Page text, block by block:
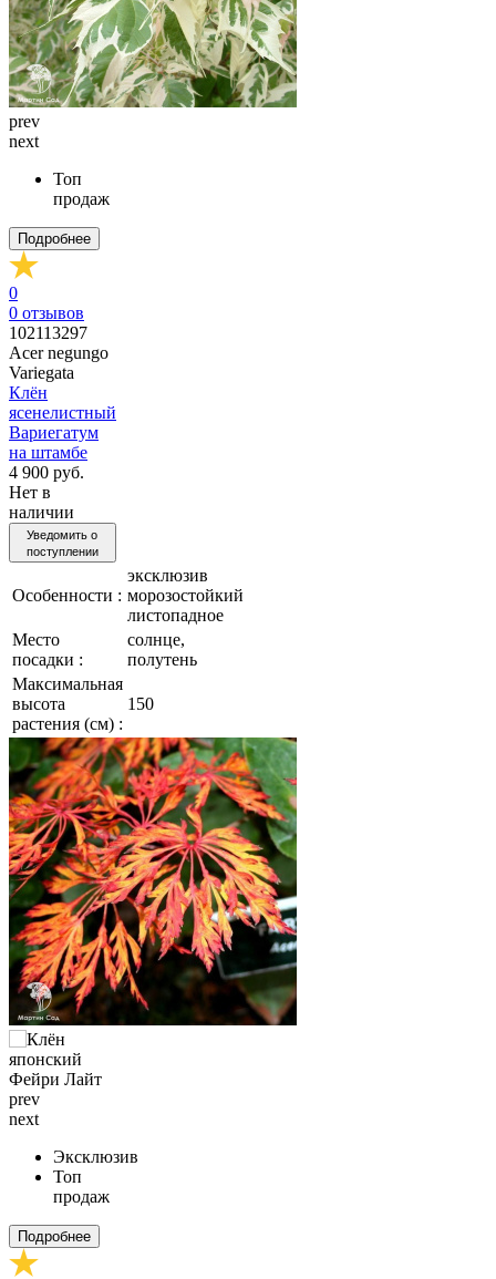
prev
next
Топ
продаж
Подробнее
0
0 отзывов
102113297
Acer negungo
Variegata
Клён
ясенелистный
Вариегатум
на штамбе
4 900 руб.
Нет в
наличии
Уведомить о
поступлении
Особенности :
эксклюзив
морозостойкий
листопадное
Место
посадки :
солнце,
полутень
Максимальная
высота
растения (см) :
150
prev
next
Эксклюзив
Топ
продаж
Подробнее